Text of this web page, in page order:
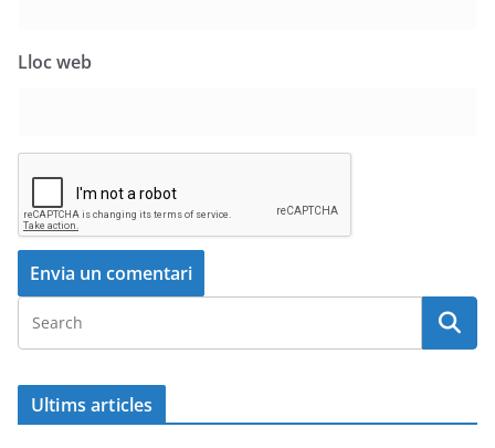
Lloc web
Ultims articles